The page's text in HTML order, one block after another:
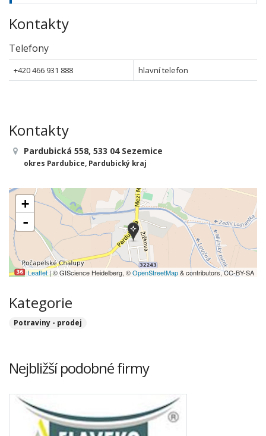
Kontakty
Telefony
+420 466 931 888 hlavní telefon
Kontakty
Pardubická 558, 533 04 Sezemice
okres Pardubice, Pardubický kraj
+
-
Leaflet| © GIScience Heidelberg, ©OpenStreetMap& contributors, CC-BY-SA
Kategorie
Potraviny - prodej
Nejbližší podobné firmy